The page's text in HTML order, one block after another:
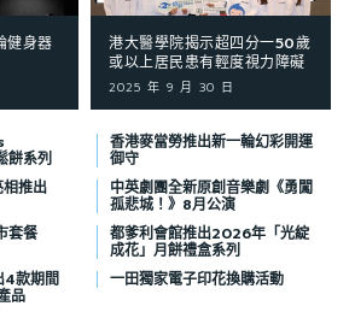
健身器
港大醫學院揭示超四分一50歲
或以上居民患有輕度視力障礙
2025 年 9 月 30 日
餅系列
香港麥當勞推出新一輪幻彩開運
御守
推出
中英劇團全新原創音樂劇《勇闖
孤悲城！》8月公演
套餐
都爹利會館推出2026年「光綻
成花」月餅禮盒系列
款期間
品
一田獨家電子印花換購活動